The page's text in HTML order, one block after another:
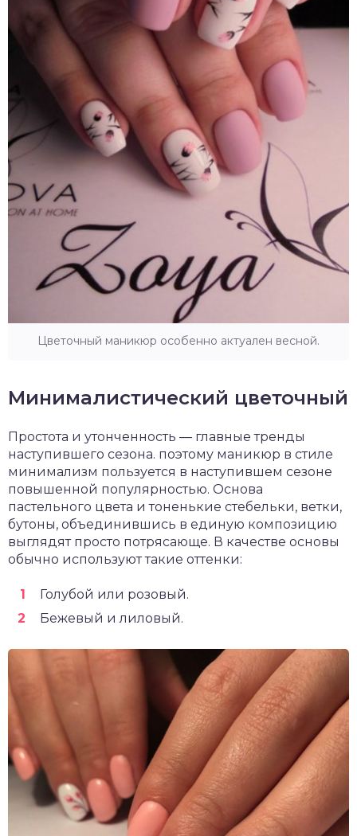
Цветочный маникюр особенно актуален весной.
Минималистический цветочный
Простота и утонченность — главные тренды
наступившего сезона. поэтому маникюр в стиле
минимализм пользуется в наступившем сезоне
повышенной популярностью. Основа
пастельного цвета и тоненькие стебельки, ветки,
бутоны, объединившись в единую композицию
выглядят просто потрясающе. В качестве основы
обычно используют такие оттенки:
Голубой или розовый.
Бежевый и лиловый.